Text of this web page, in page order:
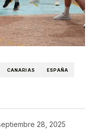
CANARIAS ESPAÑA
28, 2025